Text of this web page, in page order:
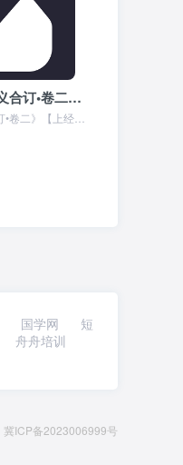
[清]朱轼《周易传义合订•卷二》【周易十翼】乾卦文言传
国学网
短
舟舟培训
冀ICP备2023006999号